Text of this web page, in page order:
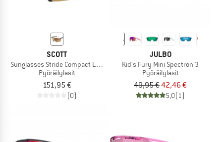
SCOTT
Sunglasses Stride Compact Light Sensitive S1-3
Pyöräilylasit
151,95 €
(0)
JULBO
Kid's Fury Mini Spectron 3
Pyöräilylasit
49,95 €42,46 €
5,0(1)